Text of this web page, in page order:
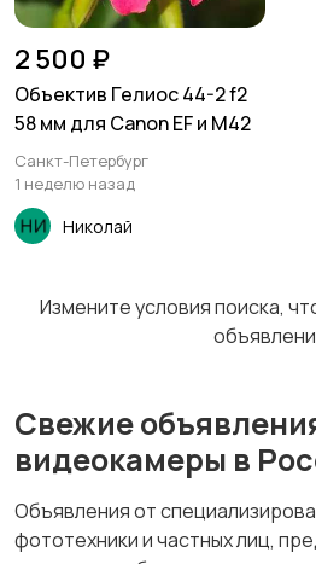
2 500 ₽
Объектив Гелиос 44-2 f2
58 мм для Canon EF и М42
Санкт-Петербург
1 неделю назад
Николай
Измените условия поиска,
Свежие
видеокамеры в
Объявления от
фототехники и частных лиц,